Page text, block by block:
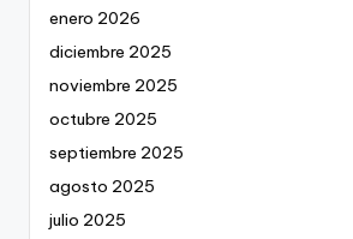
enero 2026
diciembre 2025
noviembre 2025
octubre 2025
septiembre 2025
agosto 2025
julio 2025